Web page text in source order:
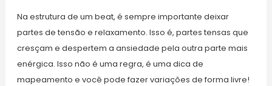
Na estrutura de um beat, é sempre importante deixar
partes de tensão e relaxamento. Isso é, partes tensas que
cresçam e despertem a ansiedade pela outra parte mais
enérgica. Isso não é uma regra, é uma dica de
mapeamento e você pode fazer variações de forma livre!